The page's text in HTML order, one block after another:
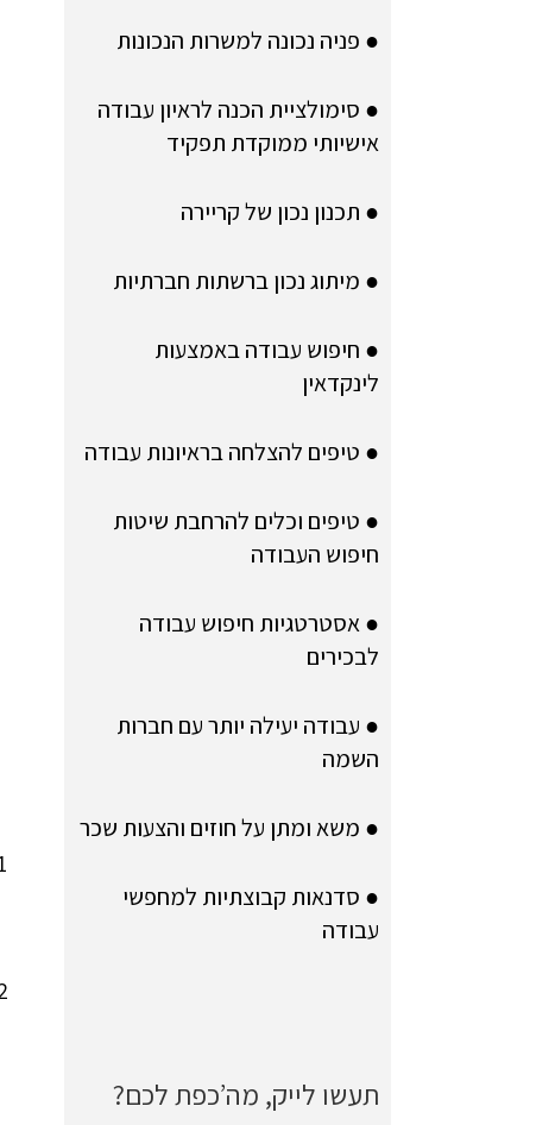
● פניה נכונה למשרות הנכונות
● סימולציית הכנה לראיון עבודה
אישיותי ממוקדת תפקיד
● תכנון נכון של קריירה
● מיתוג נכון ברשתות חברתיות
● חיפוש עבודה באמצעות
לינקדאין
● טיפים להצלחה בראיונות עבודה
● טיפים וכלים להרחבת שיטות
חיפוש העבודה
● אסטרטגיות חיפוש עבודה
לבכירים
● עבודה יעילה יותר עם חברות
השמה
● משא ומתן על חוזים והצעות שכר
● סדנאות קבוצתיות למחפשי
עבודה
תעשו לייק, מה’כפת לכם?